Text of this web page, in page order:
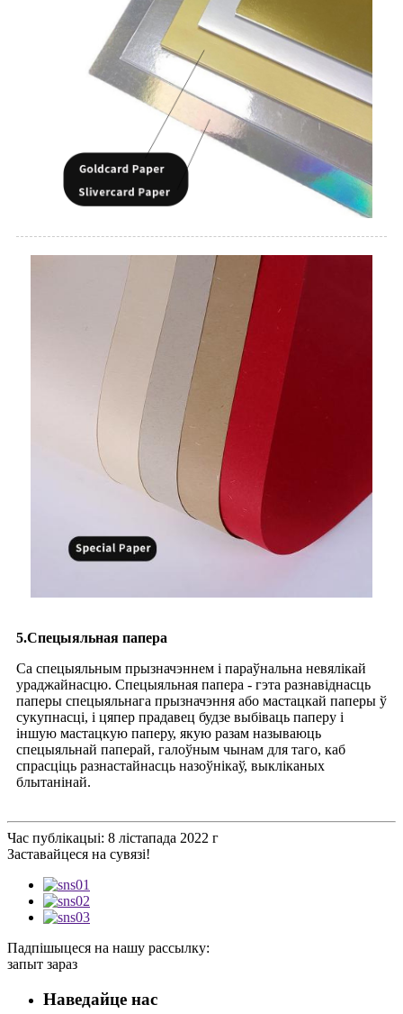
5.Спецыяльная папера
Са спецыяльным прызначэннем і параўнальна невялікай
ураджайнасцю. Спецыяльная папера - гэта разнавіднасць
паперы спецыяльнага прызначэння або мастацкай паперы ў
сукупнасці, і цяпер прадавец будзе выбіваць паперу і
іншую мастацкую паперу, якую разам называюць
спецыяльнай паперай, галоўным чынам для таго, каб
спрасціць разнастайнасць назоўнікаў, выкліканых
блытанінай.
Час публікацыі: 8 лістапада 2022 г
Заставайцеся на сувязі!
Падпішыцеся на нашу рассылку:
запыт зараз
Наведайце нас